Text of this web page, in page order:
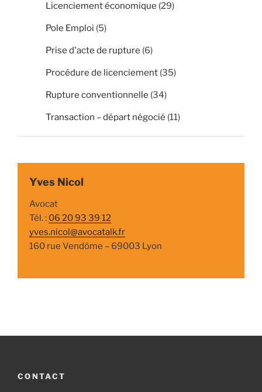
Licenciement économique (29)
Pole Emploi (5)
Prise d'acte de rupture (6)
Procédure de licenciement (35)
Rupture conventionnelle (34)
Transaction – départ négocié (11)
Yves Nicol
Avocat
Tél. : 06 20 93 39 12
yves.nicol@avocatalk.fr
160 rue Vendôme – 69003 Lyon
CONTACT